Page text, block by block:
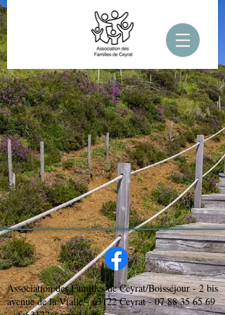
Association des Familles de Ceyrat/Boisséjour - 2 bis
avenue de la Vialle - 63122 Ceyrat -07 88 35 65 69